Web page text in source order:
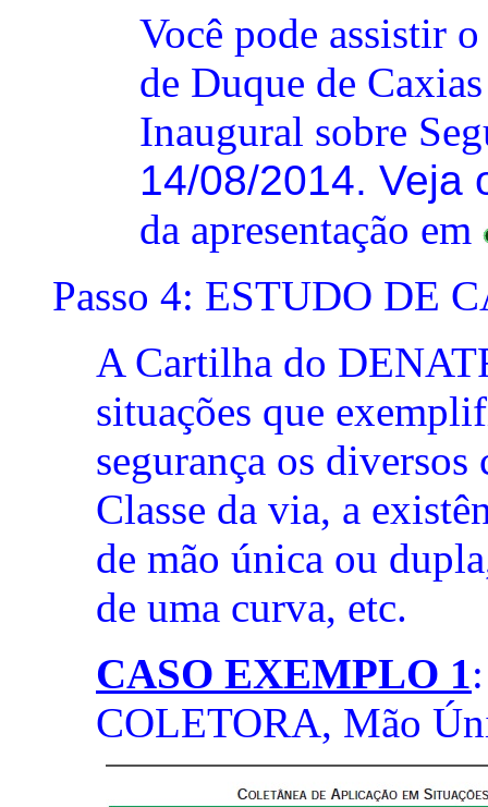
Você pode assistir
de Duque de
Inaugural sobre
14/08/2014. Veja
da apresentação em
Passo 4: ESTUDO DE
A Cartilha do
situações que
segurança os
Classe da via, a
de mão única ou
de uma curva, etc.
CASO EXEMPLO 1
COLETORA, Mão